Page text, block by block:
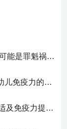
宝宝胃肠道不适？奶粉中的这些成分可能是罪魁祸首！
宝宝总生病就是免疫力低下？关于婴幼儿免疫力的真相，家长必须了解！
宝宝喂养难题：奶粉喂养与胃肠道不适及免疫力提升的奥秘